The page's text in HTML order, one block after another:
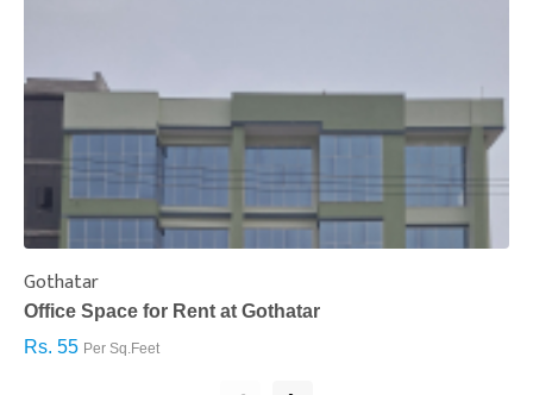
Gothatar
Office Space for Rent at Gothatar
Rs. 55 Per Sq.Feet